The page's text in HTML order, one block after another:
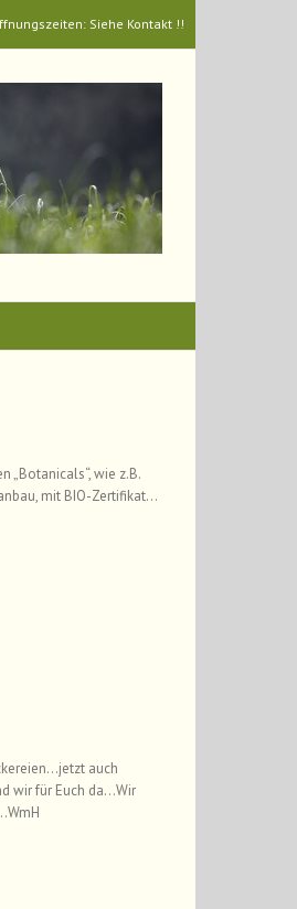
Siehe Kontakt !!
„Botanicals“, wie z.B.
mit BIO-Zertifikat…
auch
wir für Euch da…Wir